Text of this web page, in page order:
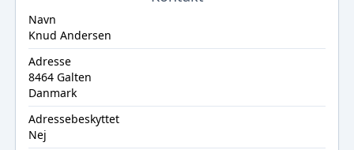
Navn
Knud Andersen
Adresse
8464 Galten
Danmark
Adressebeskyttet
Nej